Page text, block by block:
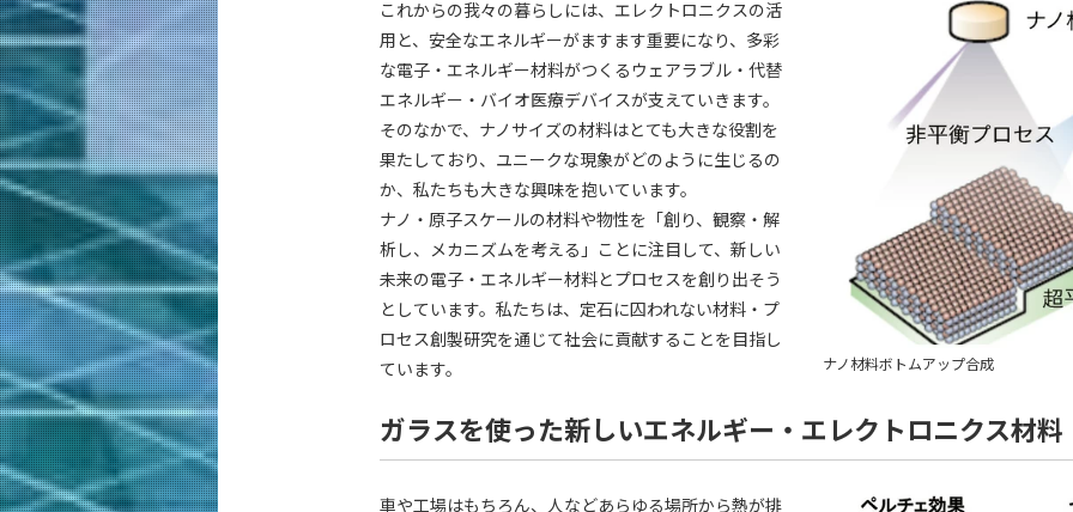
ナノ材料ボトムアップ合成
これからの我々の暮らしには、エレクトロニクスの活
用と、安全なエネルギーがますます重要になり、多彩
な電子・エネルギー材料がつくるウェアラブル・代替
エネルギー・バイオ医療デバイスが支えていきます。
そのなかで、ナノサイズの材料はとても大きな役割を
果たしており、ユニークな現象がどのように生じるの
か、私たちも大きな興味を抱いています。
ナノ・原子スケールの材料や物性を「創り、観察・解
析し、メカニズムを考える」ことに注目して、新しい
未来の電子・エネルギー材料とプロセスを創り出そう
としています。私たちは、定石に囚われない材料・プ
ロセス創製研究を通じて社会に貢献することを目指し
ています。
ガラスを使った新しいエネルギー・エレクトロニクス材料
車や工場はもちろん、人などあらゆる場所から熱が排